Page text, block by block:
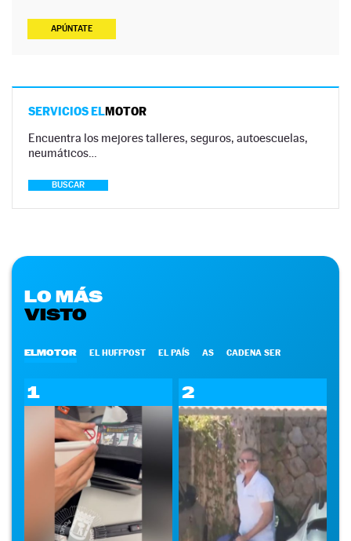
APÚNTATE
SERVICIOS ELMOTOR
Encuentra los mejores talleres, seguros, autoescuelas,
neumáticos…
BUSCAR
LO MÁS
VISTO
ELMOTOR EL HUFFPOST EL PAÍS AS CADENA SER
1 2